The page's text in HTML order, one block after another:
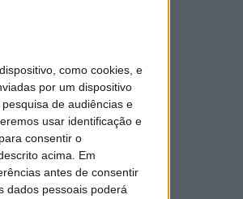
como cookies, e
por um dispositivo
de audiências e
usar identificação e
consentir o
acima. Em
antes de consentir
dados pessoais poderá